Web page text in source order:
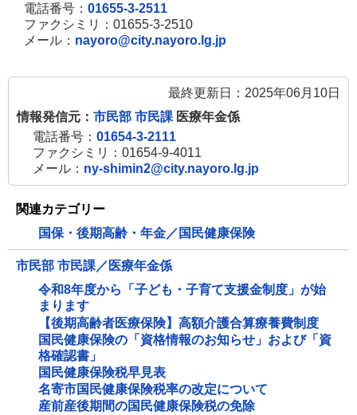
電話番号： 01655-3-2511
ファクシミリ：01655-3-2510
メール： nayoro@city.nayoro.lg.jp
最終更新日：2025年06月10日
情報発信元： 市民部 市民課 医療年金係
電話番号： 01654-3-2111
ファクシミリ：01654-9-4011
メール： ny-shimin2@city.nayoro.lg.jp
関連カテゴリー
国保・後期高齢・年金／国民健康保険
市民部 市民課／医療年金係
令和8年度から「子ども・子育て支援金制度」が始
まります
【後期高齢者医療保険】高額介護合算療養費制度
国民健康保険の「資格情報のお知らせ」および「資
格確認書」
国民健康保険税早見表
名寄市国民健康保険税率の改定について
産前産後期間の国民健康保険税の免除